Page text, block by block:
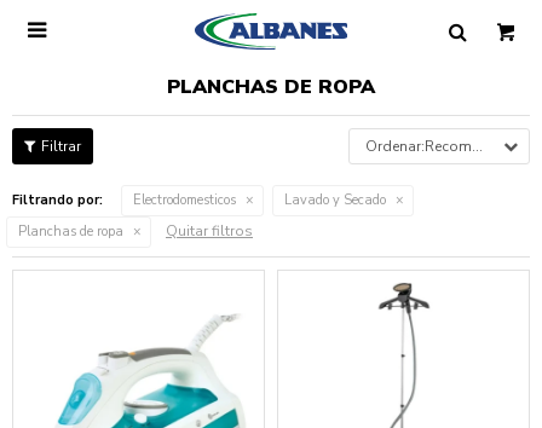

PLANCHAS DE ROPA
Recomendados
Filtrando por: Electrodomesticos
Lavado y Secado
Planchas de ropa
Quitar filtros